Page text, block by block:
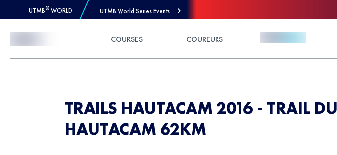
UTMB® WORLD UTMB World Series Events
COURSES COUREURS
TRAILS HAUTACAM 2016 - TRAIL DU
HAUTACAM 62KM